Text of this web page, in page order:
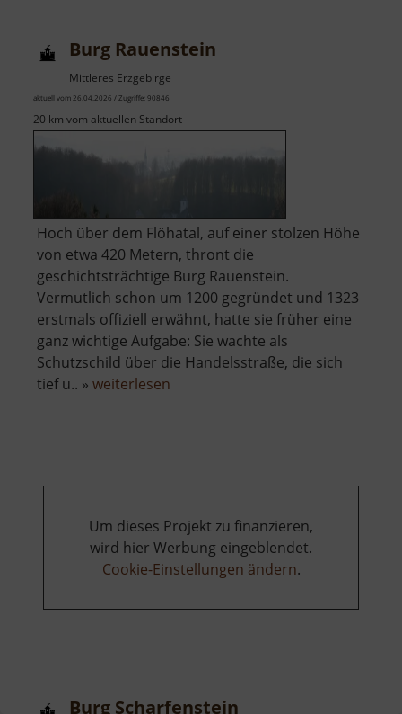
Burg Rauenstein
Mittleres Erzgebirge
aktuell vom 26.04.2026 / Zugriffe: 90846
20 km vom aktuellen Standort
Hoch über dem Flöhatal, auf einer stolzen Höhe
von etwa 420 Metern, thront die
geschichtsträchtige Burg Rauenstein.
Vermutlich schon um 1200 gegründet und 1323
erstmals offiziell erwähnt, hatte sie früher eine
ganz wichtige Aufgabe: Sie wachte als
Schutzschild über die Handelsstraße, die sich
tief u.. » weiterlesen
Um dieses Projekt zu finanzieren,
wird hier Werbung eingeblendet.
Cookie-Einstellungen ändern.
Burg Scharfenstein